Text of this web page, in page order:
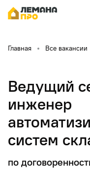
Главная Все вакансии
Ведущий
инженер
систем
по